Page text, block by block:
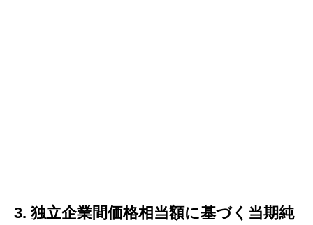
3. 独立企業間価格相当額に基づく当期純